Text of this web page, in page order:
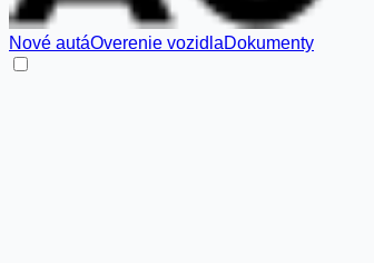
Nové autáOverenie vozidlaDokumenty